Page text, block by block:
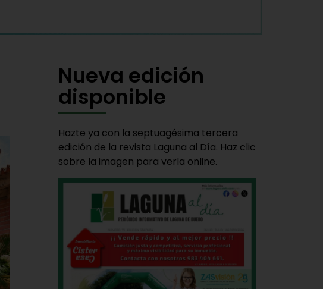
Nueva edición
disponible
Hazte ya con la septuagésima tercera
edición de la revista Laguna al Día. Haz clic
sobre la imagen para verla online.